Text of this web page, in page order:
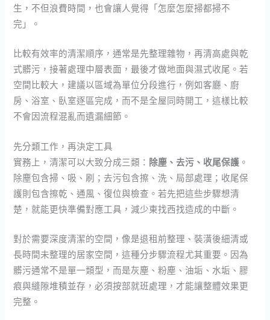
生，不但浪費時間，也會讓人覺得「怎麼怎麼掃都掃不
完」。
比較有效率的清潔順序，通常是先整理雜物，再清高處與乾
式髒污，接著處理中層表面，最後才做地面與濕式收尾。若
空間比較大，建議以區域為單位分段進行，例如客廳、廚
房、浴室、臥室逐區完成，而不是全屋同時開工，這樣比較
不會因流程混亂而遺漏細節。
先分類工作，再決定工具
實務上，清潔可以大致分成三類： 除塵、去污、收尾保護 。
除塵包含掃、吸、刷；去污包含擦、洗、局部處理；收尾保
護則包含擦乾、通風、復位與檢查。若先把這些步驟想清
楚，就能更快準備對應工具，減少東找西找造成的中斷。
對於需要深度清潔的空間，像是退租前整理、裝潢後細清或
長時間未整理的居家空間，這種分步驟流程尤其重要。因為
髒污通常不是單一類型，而是灰塵、粉塵、油垢、水垢、膠
痕與縫隙堆積並存，必須按部就班處理，才能讓整體效果更
完整。